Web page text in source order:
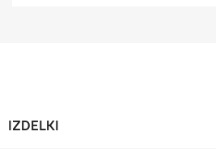
IZDELKI